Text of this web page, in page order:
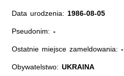
Data urodzenia: 1986-08-05
Pseudonim: -
Ostatnie miejsce zameldowania:-
Obywatelstwo: UKRAINA